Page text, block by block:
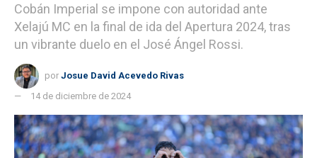
Cobán Imperial se impone con autoridad ante
Xelajú MC en la final de ida del Apertura 2024, tras
un vibrante duelo en el José Ángel Rossi.
por Josue David Acevedo Rivas
14 de diciembre de 2024